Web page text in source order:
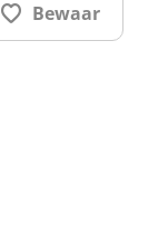
Bewaar